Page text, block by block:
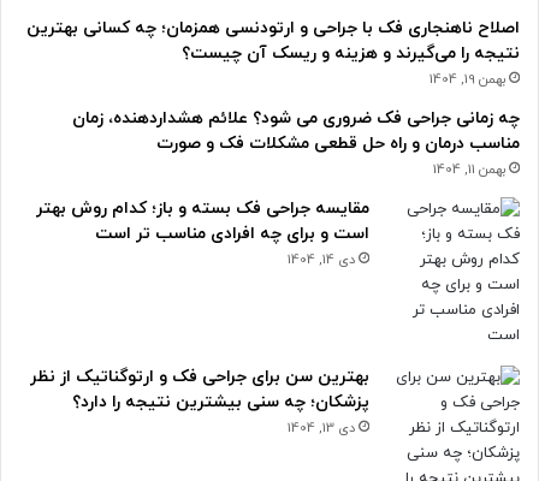
اصلاح ناهنجاری فک با جراحی و ارتودنسی همزمان؛ چه کسانی بهترین
نتیجه را می‌گیرند و هزینه و ریسک آن چیست؟
بهمن 19, 1404
چه زمانی جراحی فک ضروری می شود؟ علائم هشداردهنده، زمان
مناسب درمان و راه حل قطعی مشکلات فک و صورت
بهمن 11, 1404
مقایسه جراحی فک بسته و باز؛ کدام روش بهتر
است و برای چه افرادی مناسب تر است
دی 14, 1404
بهترین سن برای جراحی فک و ارتوگناتیک از نظر
پزشکان؛ چه سنی بیشترین نتیجه را دارد؟
دی 13, 1404